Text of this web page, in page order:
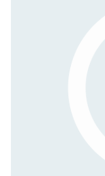
で、機